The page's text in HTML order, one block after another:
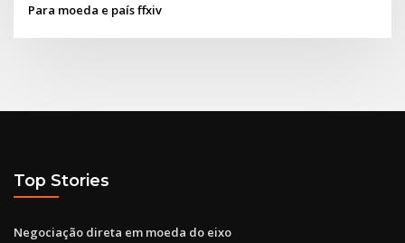
Para moeda e país ffxiv
Top Stories
Negociação direta em moeda do eixo